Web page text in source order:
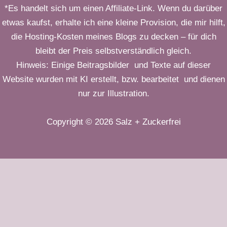
*Es handelt sich um einen Affiliate-Link. Wenn du darüber
etwas kaufst, erhalte ich eine kleine Provision, die mir hilft,
die Hosting-Kosten meines Blogs zu decken – für dich
bleibt der Preis selbstverständlich gleich.
Hinweis: Einige Beitragsbilder und Texte auf dieser
Website wurden mit KI erstellt, bzw. bearbeitet und dienen
nur zur Illustration.
Copyright © 2026 Salz + Zuckerfrei